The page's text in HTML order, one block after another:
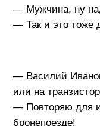
— Мужчина, ну
— Так и это тоже
— Василий
или на
— Повторяю для
бронепоезде!